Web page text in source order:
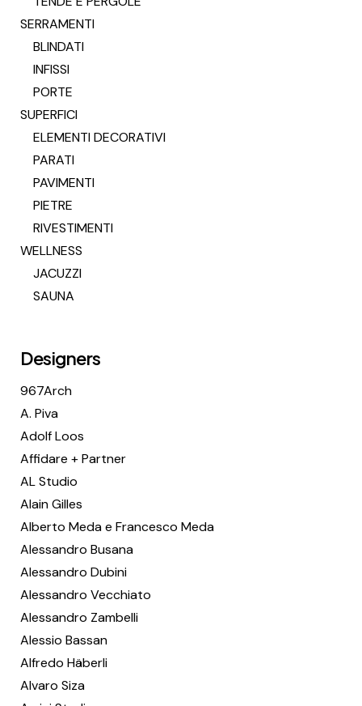
SERRAMENTI
BLINDATI
INFISSI
PORTE
SUPERFICI
ELEMENTI DECORATIVI
PARATI
PAVIMENTI
PIETRE
RIVESTIMENTI
WELLNESS
JACUZZI
SAUNA
Designers
967Arch
A. Piva
Adolf Loos
Affidare + Partner
AL Studio
Alain Gilles
Alberto Meda e Francesco Meda
Alessandro Busana
Alessandro Dubini
Alessandro Vecchiato
Alessandro Zambelli
Alessio Bassan
Alfredo Häberli
Alvaro Siza